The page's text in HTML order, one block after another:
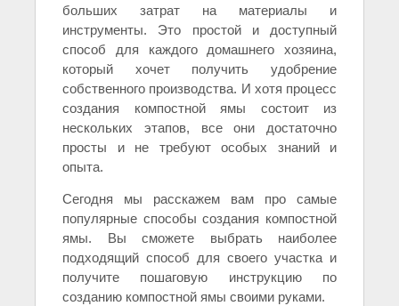
больших затрат на материалы и
инструменты. Это простой и доступный
способ для каждого домашнего хозяина,
который хочет получить удобрение
собственного производства. И хотя процесс
создания компостной ямы состоит из
нескольких этапов, все они достаточно
просты и не требуют особых знаний и
опыта.
Сегодня мы расскажем вам про самые
популярные способы создания компостной
ямы. Вы сможете выбрать наиболее
подходящий способ для своего участка и
получите пошаговую инструкцию по
созданию компостной ямы своими руками.